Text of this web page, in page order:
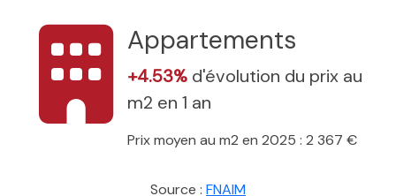
Appartements
+4.53% d'évolution du prix au
m2 en 1 an
Prix moyen au m2 en 2025 : 2 367 €
Source : FNAIM